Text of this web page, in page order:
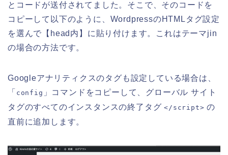
とコードが送付されてました。そこで、そのコードを
コピーして以下のように、WordpressのHTMLタグ設定
を選んで【head内】に貼り付けます。これはテーマjin
の場合の方法です。
Googleアナリティクスのタグも設定している場合は、
「 config 」コマンドをコピーして、グローバル サイト
タグのすべてのインスタンスの終了タグ</script> の
直前に追加します。